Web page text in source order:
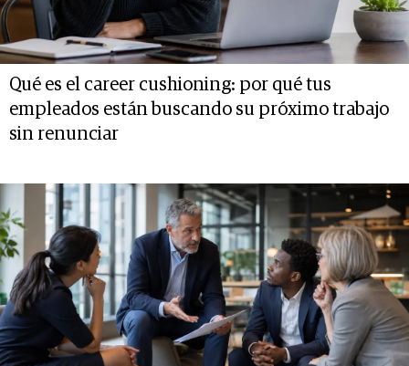
Qué es el career cushioning: por qué tus
empleados están buscando su próximo trabajo
sin renunciar